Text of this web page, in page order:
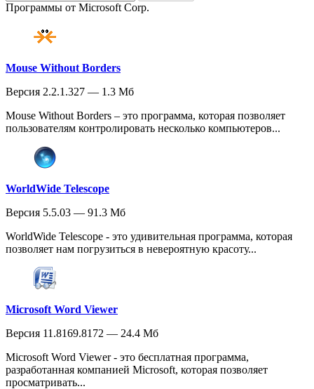
Программы от Microsoft Corp.
Mouse Without Borders
Версия 2.2.1.327 — 1.3 Мб
Mouse Without Borders – это программа, которая позволяет
пользователям контролировать несколько компьютеров...
WorldWide Telescope
Версия 5.5.03 — 91.3 Мб
WorldWide Telescope - это удивительная программа, которая
позволяет нам погрузиться в невероятную красоту...
Microsoft Word Viewer
Версия 11.8169.8172 — 24.4 Мб
Microsoft Word Viewer - это бесплатная программа,
разработанная компанией Microsoft, которая позволяет
просматривать...